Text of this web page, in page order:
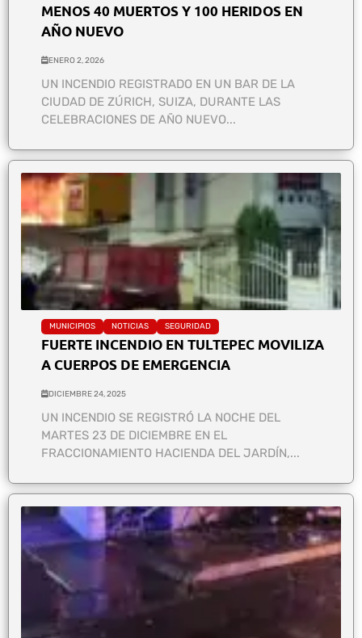
MENOS 40 MUERTOS Y 100 HERIDOS EN
AÑO NUEVO
ENERO 2, 2026
UN INCENDIO REGISTRADO EN UN BAR DE LA
CIUDAD DE ZÚRICH, SUIZA, DURANTE LAS
CELEBRACIONES DE AÑO NUEVO...
MUNICIPIOS NOTICIAS SEGURIDAD
FUERTE INCENDIO EN TULTEPEC MOVILIZA
A CUERPOS DE EMERGENCIA
DICIEMBRE 24, 2025
UN INCENDIO SE REGISTRÓ LA NOCHE DEL
MARTES 23 DE DICIEMBRE EN EL
FRACCIONAMIENTO HACIENDA DEL JARDÍN,...